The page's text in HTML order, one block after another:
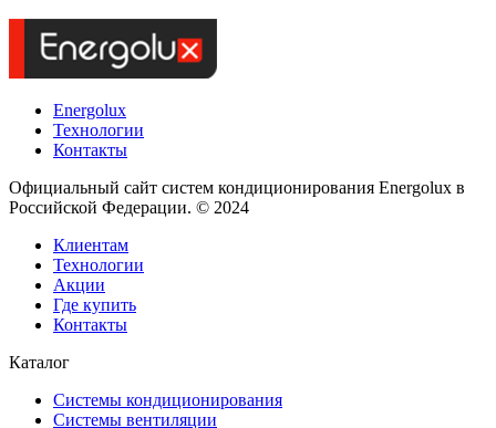
Energolux
Технологии
Контакты
Официальный сайт систем кондиционирования Energolux в
Российской Федерации. © 2024
Клиентам
Технологии
Акции
Где купить
Контакты
Каталог
Системы кондиционирования
Системы вентиляции